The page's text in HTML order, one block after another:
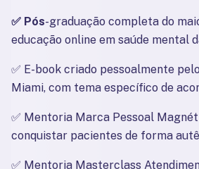
✅ Pós-graduação completa do
educação online em saúde mental
✅ E-book criado pessoalmente
Miami, com tema específico de
✅ Mentoria Marca Pessoal
conquistar pacientes de forma
✅ Mentoria Masterclass